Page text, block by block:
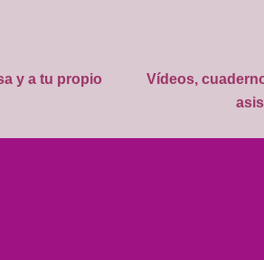
y a tu propio
Vídeos,